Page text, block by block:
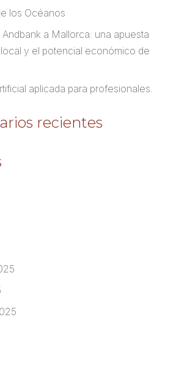
los Océanos
a Mallorca: una apuesta
y el potencial económico de
aplicada para profesionales.
recientes